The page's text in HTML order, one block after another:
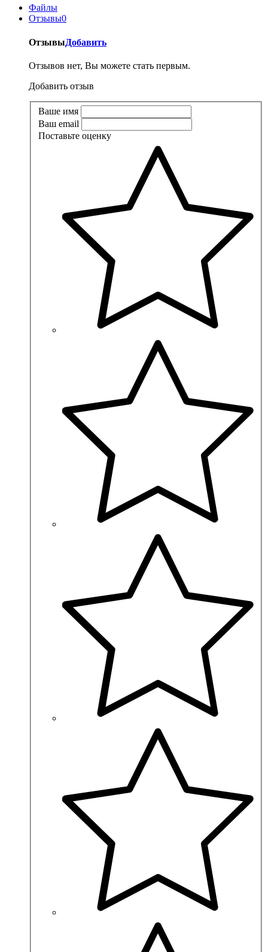
Файлы
Отзывы0
ОтзывыДобавить
Отзывов нет, Вы можете стать первым.
Добавить отзыв
Ваше имя
Ваш email
Поставьте оценку